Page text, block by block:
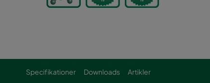
Specifikationer Downloads Artikler